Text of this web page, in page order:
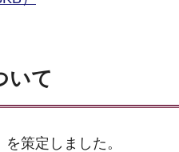
いて
策定しました。